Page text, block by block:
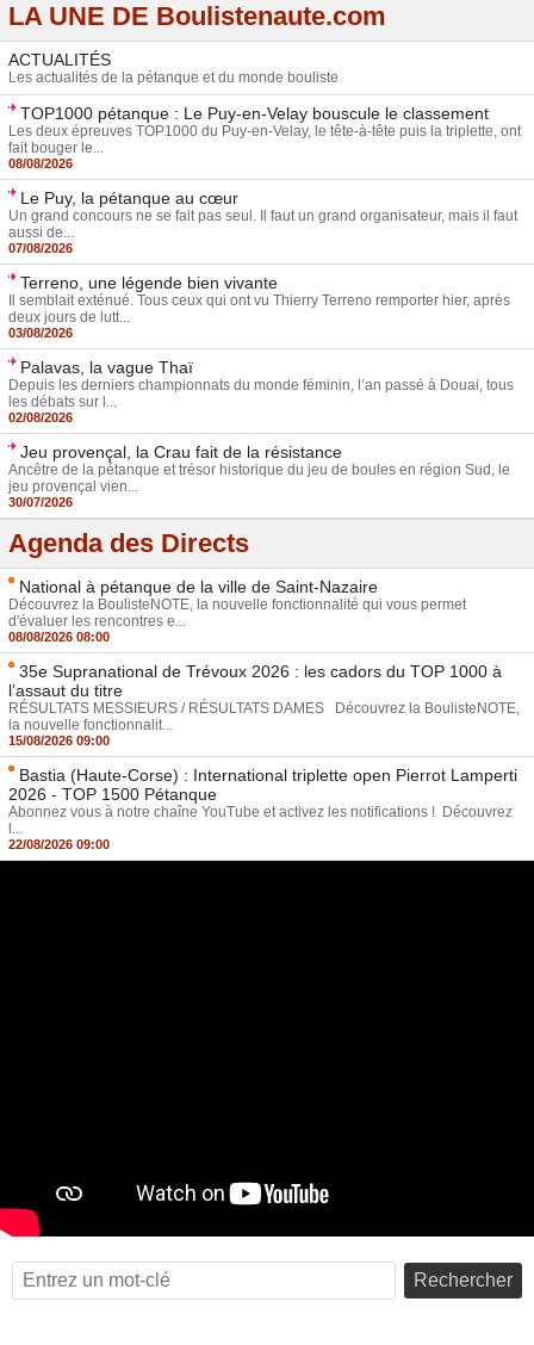
LA UNE DE Boulistenaute.com
ACTUALITÉS
Les actualités de la pétanque et du monde bouliste
TOP1000 pétanque : Le Puy-en-Velay bouscule le classement
Les deux épreuves TOP1000 du Puy-en-Velay, le tête-à-tête puis la triplette, ont
fait bouger le...
08/08/2026
Le Puy, la pétanque au cœur
Un grand concours ne se fait pas seul. Il faut un grand organisateur, mais il faut
aussi de...
07/08/2026
Terreno, une légende bien vivante
Il semblait exténué. Tous ceux qui ont vu Thierry Terreno remporter hier, après
deux jours de lutt...
03/08/2026
Palavas, la vague Thaï
Depuis les derniers championnats du monde féminin, l’an passé à Douai, tous
les débats sur l...
02/08/2026
Jeu provençal, la Crau fait de la résistance
Ancêtre de la pétanque et trésor historique du jeu de boules en région Sud, le
jeu provençal vien...
30/07/2026
Agenda des Directs
National à pétanque de la ville de Saint-Nazaire
Découvrez la BoulisteNOTE, la nouvelle fonctionnalité qui vous permet
d'évaluer les rencontres e...
08/08/2026 08:00
35e Supranational de Trévoux 2026 : les cadors du TOP 1000 à
l’assaut du titre
RÉSULTATS MESSIEURS / RÉSULTATS DAMES Découvrez la BoulisteNOTE,
la nouvelle fonctionnalit...
15/08/2026 09:00
Bastia (Haute-Corse) : International triplette open Pierrot Lamperti
2026 - TOP 1500 Pétanque
Abonnez vous à notre chaîne YouTube et activez les notifications ! Découvrez
l...
22/08/2026 09:00
Rechercher